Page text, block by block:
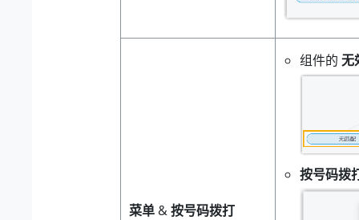
菜单 &按号码拨打
组件的 无
按号码拨